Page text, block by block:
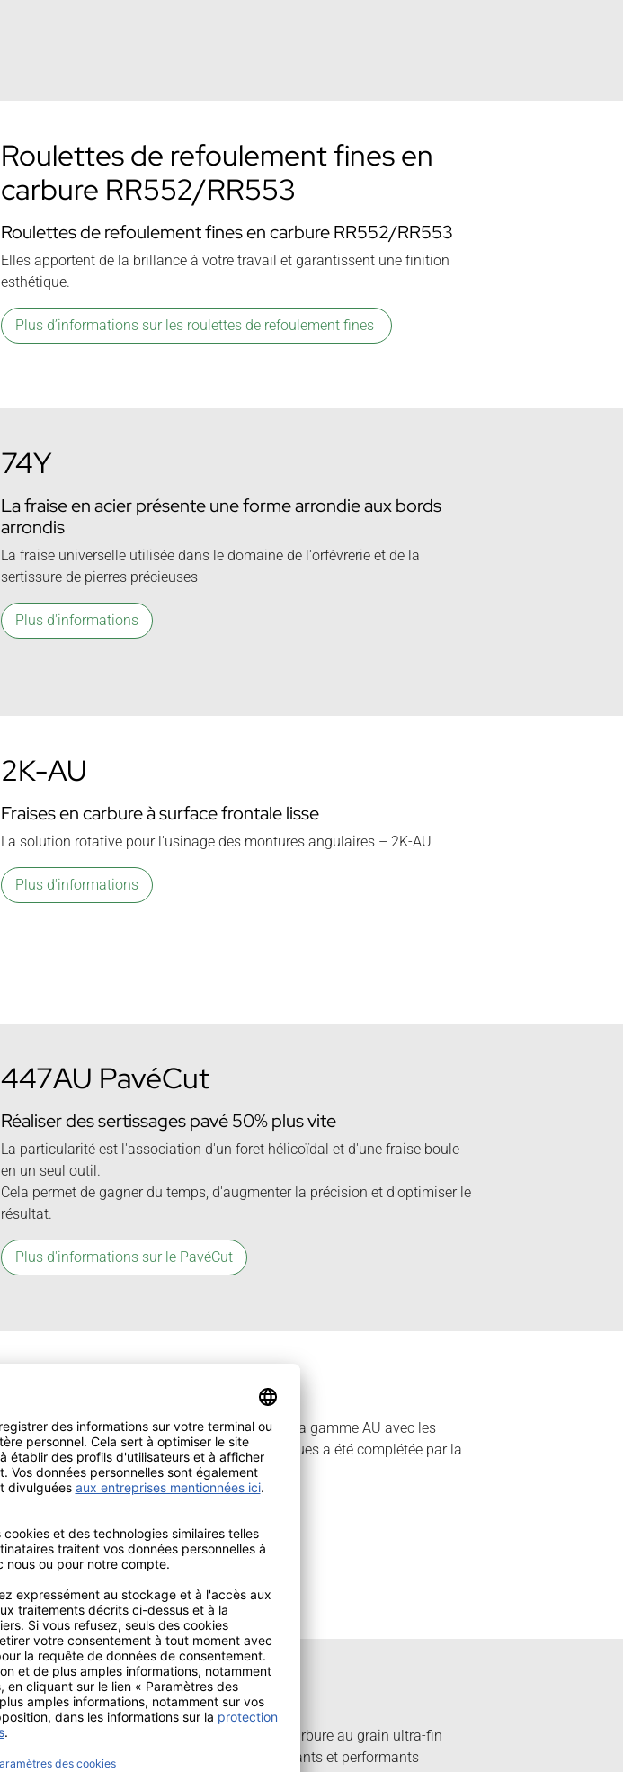
Roulettes de refoulement fines en
carbure RR552/RR553
Roulettes de refoulement fines en carbure RR552/RR553
Elles apportent de la brillance à votre travail et garantissent une finition
esthétique.
Plus d’informations sur les roulettes de refoulement fines
74Y
La fraise en acier présente une forme arrondie aux bords
arrondis
La fraise universelle utilisée dans le domaine de l'orfèvrerie et de la
sertissure de pierres précieuses
Plus d'informations
2K-AU
Fraises en carbure à surface frontale lisse
La solution rotative pour l'usinage des montures angulaires – 2K-AU
Plus d'informations
447AU PavéCut
Réaliser des sertissages pavé 50% plus vite
La particularité est l'association d'un foret hélicoïdal et d'une fraise boule
en un seul outil.
Cela permet de gagner du temps, d'augmenter la précision et d'optimiser le
résultat.
Plus d'informations sur le PavéCut
La famille des HighTech-Tools s'est agrandie. La gamme AU avec les
figures 1AU, 38AU, 414AU et 446 AU déjà connues a été complétée par la
1Z-AU dans les tailles ISO 002, 003 et 004
HighTech-TOOLS
Les nouveaux HighTech-TOOLS fabriqués en carbure au grain ultra-fin
comprimé isostatiquement à chaud sont résistants et performants